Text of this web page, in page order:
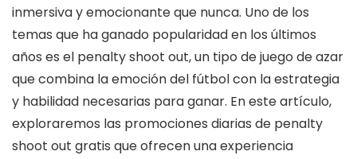
inmersiva y emocionante que nunca. Uno de los
temas que ha ganado popularidad en los últimos
años es el penalty shoot out, un tipo de juego de azar
que combina la emoción del fútbol con la estrategia
y habilidad necesarias para ganar. En este artículo,
exploraremos las promociones diarias de penalty
shoot out gratis que ofrecen una experiencia